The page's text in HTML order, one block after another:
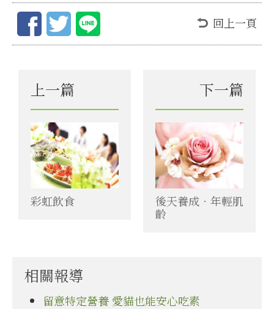
回上一頁
上一篇
彩虹飲食
下一篇
後天養成‧年輕肌
齡
相關報導
留意特定營養 愛貓也能安心吃素